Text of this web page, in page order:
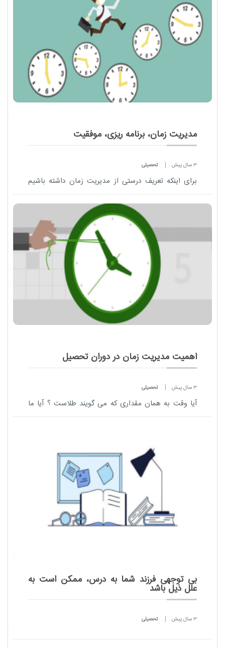
مدیریت زمان، برنامه ریزی، موفقیت
3 سال پیش تحصیلی
برای اینکه تعریف درستی از مدیریت زمان داشته باشیم
جداگانه تعریف کنیم . مدیریت به...
اهمیت مدیریت زمان در دوران تحصیل
3 سال پیش تحصیلی
آیا وقت به همان مقداری که می گویند طلاست ؟ آیا ما
بی توجهی فرزند شما به درس، ممکن است به
علل ذیل باشد
3 سال پیش تحصیلی